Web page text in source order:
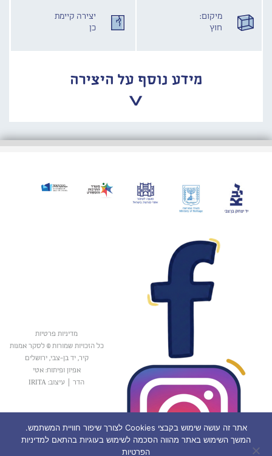
מיקום:
חוץ
יצירה קיימת
כן
מידע נוסף על היצירה
מדיניות פרטיות
כל הזכויות שמורות © לסקר אמנות
קיר, יד בן-צבי, ירושלים
אפיון ופיתוח: אטי
הדר
עיצוב: IRITA
אתר זה עושה שימוש בקבצי Cookies לצורך שיפור חוויית המשתמש.
המשך השימוש באתר מהווה הסכמה לשימוש בעוגיות בהתאם למדיניות
הפרטיות